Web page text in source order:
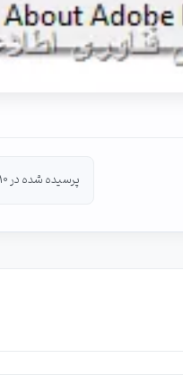
پرسیده شده در 1393/08/10 توسط